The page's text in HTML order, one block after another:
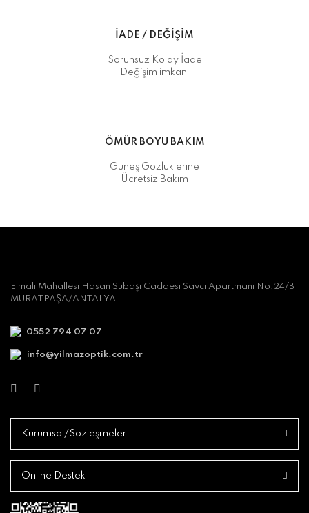
İADE / DEĞİŞİM
Sorunsuz Kolay İade
Değişim imkanı
ÖMÜR BOYU BAKIM
Güneş Gözlüklerine
Ücretsiz Bakım
Elmalı Mahallesi Hasan Subaşı Caddesi Savcı Apartmanı No:24/B
MURATPAŞA/ANTALYA
0552 794 07 07
info@yilmazoptik.com.tr
Kurumsal/Sözleşmeler
Online Destek